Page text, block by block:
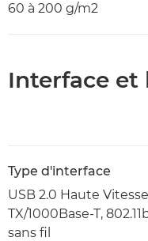
60 à 200 g/m2
Interface et
Type d'interface
USB 2.0 Haute
TX/1000Base-T,
sans fil